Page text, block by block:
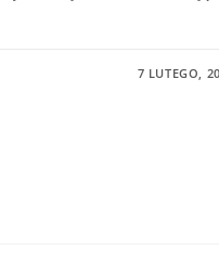
7 LUTEGO,